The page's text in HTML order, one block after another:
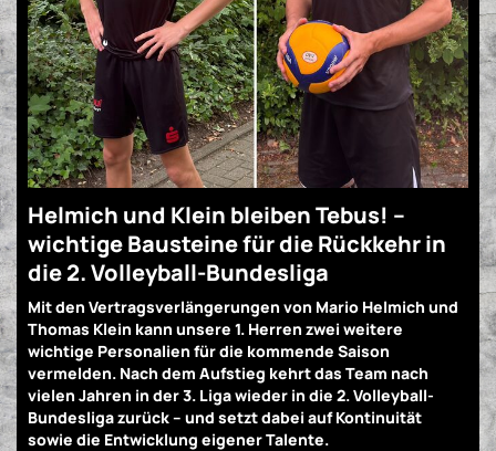
Helmich und Klein bleiben Tebus! –
wichtige Bausteine für die Rückkehr in
die 2. Volleyball-Bundesliga
Mit den Vertragsverlängerungen von Mario Helmich und
Thomas Klein kann unsere 1. Herren zwei weitere
wichtige Personalien für die kommende Saison
vermelden. Nach dem Aufstieg kehrt das Team nach
vielen Jahren in der 3. Liga wieder in die 2. Volleyball-
Bundesliga zurück – und setzt dabei auf Kontinuität
sowie die Entwicklung eigener Talente.